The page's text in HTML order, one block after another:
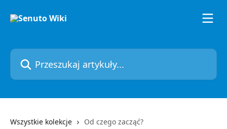
Przeszukaj artykuły...
Wszystkie kolekcje Od czego zacząć?